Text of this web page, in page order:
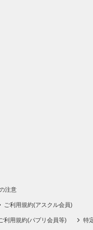
注意
ご利用規約(アスクル会員)
利用規約(パプリ会員等) 特